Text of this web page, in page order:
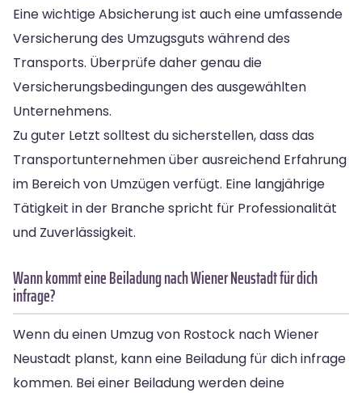
Eine wichtige Absicherung ist auch eine umfassende
Versicherung des Umzugsguts während des
Transports. Überprüfe daher genau die
Versicherungsbedingungen des ausgewählten
Unternehmens.
Zu guter Letzt solltest du sicherstellen, dass das
Transportunternehmen über ausreichend Erfahrung
im Bereich von Umzügen verfügt. Eine langjährige
Tätigkeit in der Branche spricht für Professionalität
und Zuverlässigkeit.
Wann kommt eine Beiladung nach Wiener Neustadt für dich
infrage?
Wenn du einen Umzug von Rostock nach Wiener
Neustadt planst, kann eine Beiladung für dich infrage
kommen. Bei einer Beiladung werden deine